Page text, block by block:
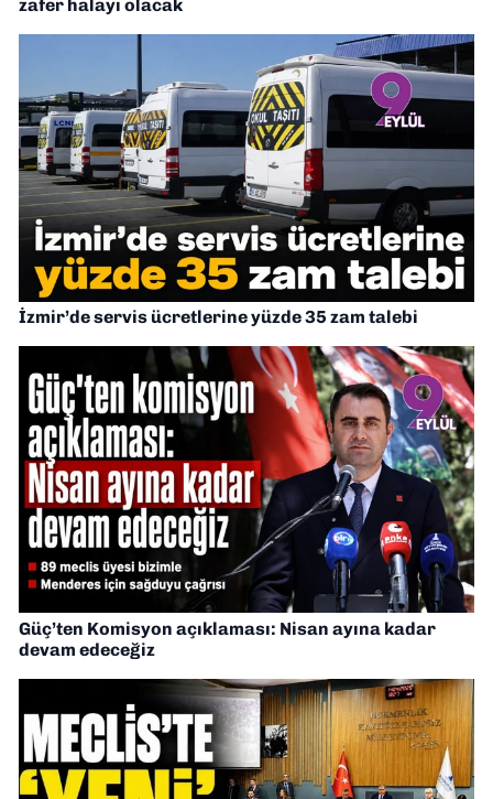
zafer halayı olacak
İzmir’de servis ücretlerine yüzde 35 zam talebi
Güç’ten Komisyon açıklaması: Nisan ayına kadar
devam edeceğiz